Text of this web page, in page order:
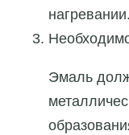
нагревании.
Эмаль